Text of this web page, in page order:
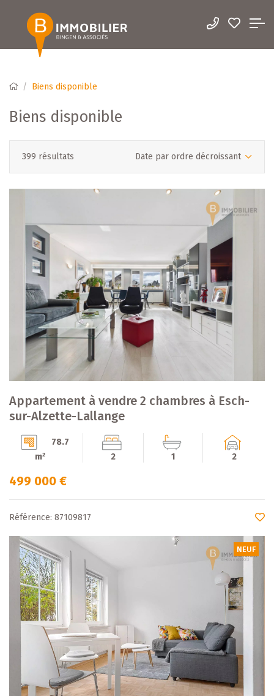
Biens disponible
Biens disponible
399 résultats Date par ordre décroissant
Appartement à vendre 2 chambres à Esch-
sur-Alzette-Lallange
78.7
m²
2 1 2
499 000 €
Référence: 87109817
NEUF